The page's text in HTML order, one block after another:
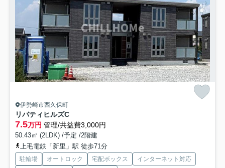
伊勢崎市西久保町
リバティヒルズC
7.5万円 管理/共益費3,000円
50.43㎡ (2LDK) /予定 /2階建
上毛電鉄「新里」駅 徒歩71分
駐輪場 オートロック 宅配ボックス
インターネット対応